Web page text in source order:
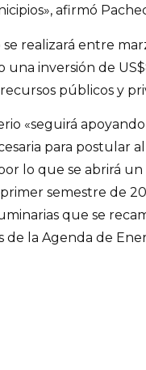
afirmó
realizará entre
una inversión de
públicos y
«seguirá
para postular
lo que se abrirá
semestre de
que se
de la Agenda de